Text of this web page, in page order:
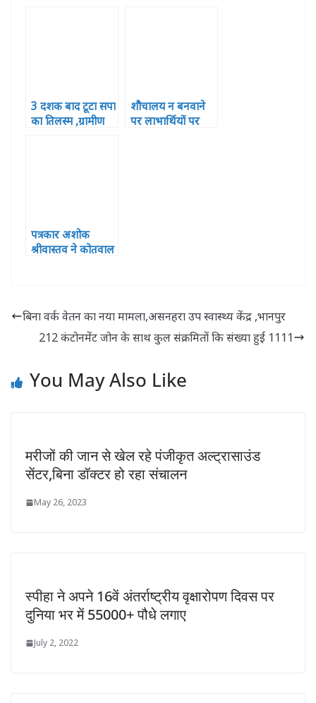
3 दशक बाद टूटा सपा
का तिलस्म ,ग्रामीण
शौचालय न बनवाने
पर लाभार्थियों पर
पत्रकार अशोक
श्रीवास्तव ने कोतवाल
बिना वर्क वेतन का नया मामला,असनहरा उप स्वास्थ्य केंद्र ,भानपुर
212 कंटोनमेंट जोन के साथ कुल संक्रमितों कि संख्या हुई 1111
You May Also Like
मरीजों की जान से खेल रहे पंजीकृत अल्ट्रासाउंड
सेंटर,बिना डॉक्टर हो रहा संचालन
May 26, 2023
स्पीहा ने अपने 16वें अंतर्राष्ट्रीय वृक्षारोपण दिवस पर
दुनिया भर में 55000+ पौधे लगाए
July 2, 2022